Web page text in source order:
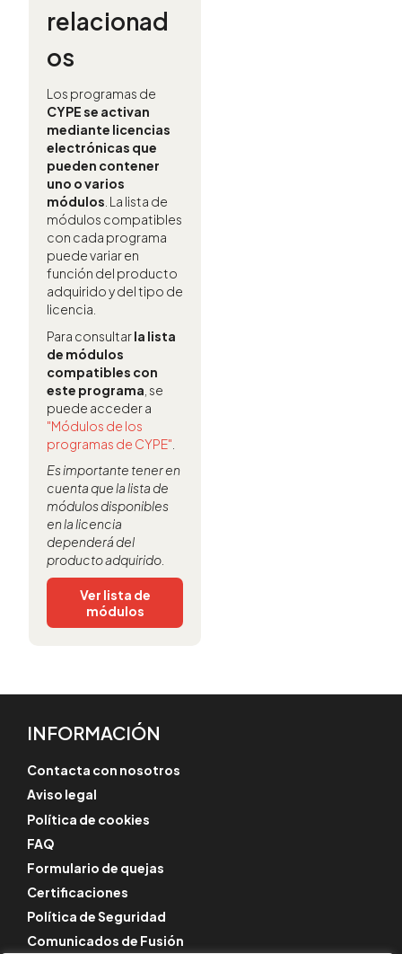
relacionad
os
Los programas de
CYPE se activan
mediante licencias
electrónicas que
pueden contener
uno o varios
módulos . La lista de
módulos compatibles
con cada programa
puede variar en
función del producto
adquirido y del tipo de
licencia.
Para consultarla lista
de módulos
compatibles con
este programa , se
puede acceder a
"Módulos de los
programas de CYPE"
Es importante tener en
cuenta que la lista de
módulos disponibles
en la licencia
dependerá del
producto adquirido.
Ver lista de
módulos
INFORMACIÓN
Contacta con nosotros
Aviso legal
Política de cookies
FAQ
Formulario de quejas
Certificaciones
Política de Seguridad
Comunicados de Fusión